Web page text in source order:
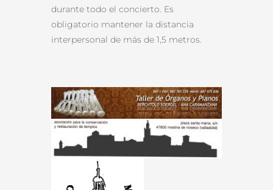
durante todo el concierto. Es
obligatorio mantener la distancia
interpersonal de más de 1,5 metros.